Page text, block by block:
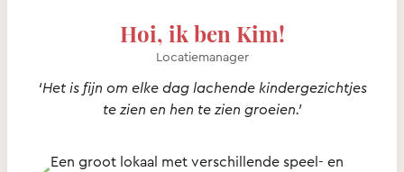
Hoi, ik ben Kim!
Locatiemanager
‘Het is fijn om elke dag lachende kindergezichtjes
te zien en hen te zien groeien.’
Een groot lokaal met verschillende speel- en